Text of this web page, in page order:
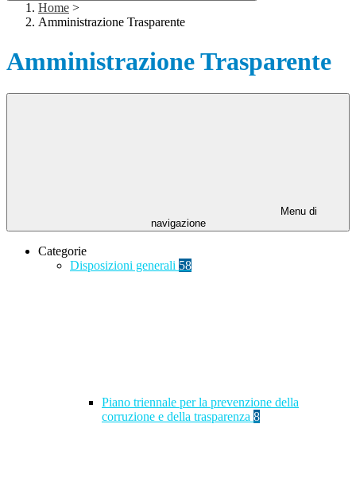
Home >
Amministrazione Trasparente
Amministrazione Trasparente
Menu di
navigazione
Categorie
Disposizioni generali 58
Piano triennale per la prevenzione della
corruzione e della trasparenza 8